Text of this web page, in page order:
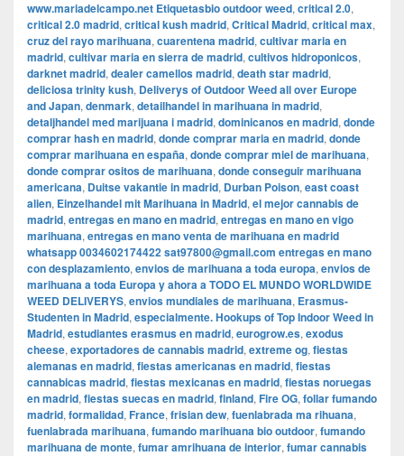
www.mariadelcampo.net Etiquetasbio outdoor weed, critical 2.0,
critical 2.0 madrid, critical kush madrid, Critical Madrid, critical max,
cruz del rayo marihuana, cuarentena madrid, cultivar maria en
madrid, cultivar maria en sierra de madrid, cultivos hidroponicos,
darknet madrid, dealer camellos madrid, death star madrid,
deliciosa trinity kush, Deliverys of Outdoor Weed all over Europe
and Japan, denmark, detailhandel in marihuana in madrid,
detaljhandel med marijuana i madrid, dominicanos en madrid, donde
comprar hash en madrid, donde comprar maria en madrid, donde
comprar marihuana en españa, donde comprar miel de marihuana,
donde comprar ositos de marihuana, donde conseguir marihuana
americana, Duitse vakantie in madrid, Durban Poison, east coast
alien, Einzelhandel mit Marihuana in Madrid, el mejor cannabis de
madrid, entregas en mano en madrid, entregas en mano en vigo
marihuana, entregas en mano venta de marihuana en madrid
whatsapp 0034602174422 sat97800@gmail.com entregas en mano
con desplazamiento, envios de marihuana a toda europa, envios de
marihuana a toda Europa y ahora a TODO EL MUNDO WORLDWIDE
WEED DELIVERYS, envios mundiales de marihuana, Erasmus-
Studenten in Madrid, especialmente. Hookups of Top Indoor Weed in
Madrid, estudiantes erasmus en madrid, eurogrow.es, exodus
cheese, exportadores de cannabis madrid, extreme og, fiestas
alemanas en madrid, fiestas americanas en madrid, fiestas
cannabicas madrid, fiestas mexicanas en madrid, fiestas noruegas
en madrid, fiestas suecas en madrid, finland, Fire OG, follar fumando
madrid, formalidad, France, frisian dew, fuenlabrada ma rihuana,
fuenlabrada marihuana, fumando marihuana bio outdoor, fumando
marihuana de monte, fumar amrihuana de interior, fumar cannabis